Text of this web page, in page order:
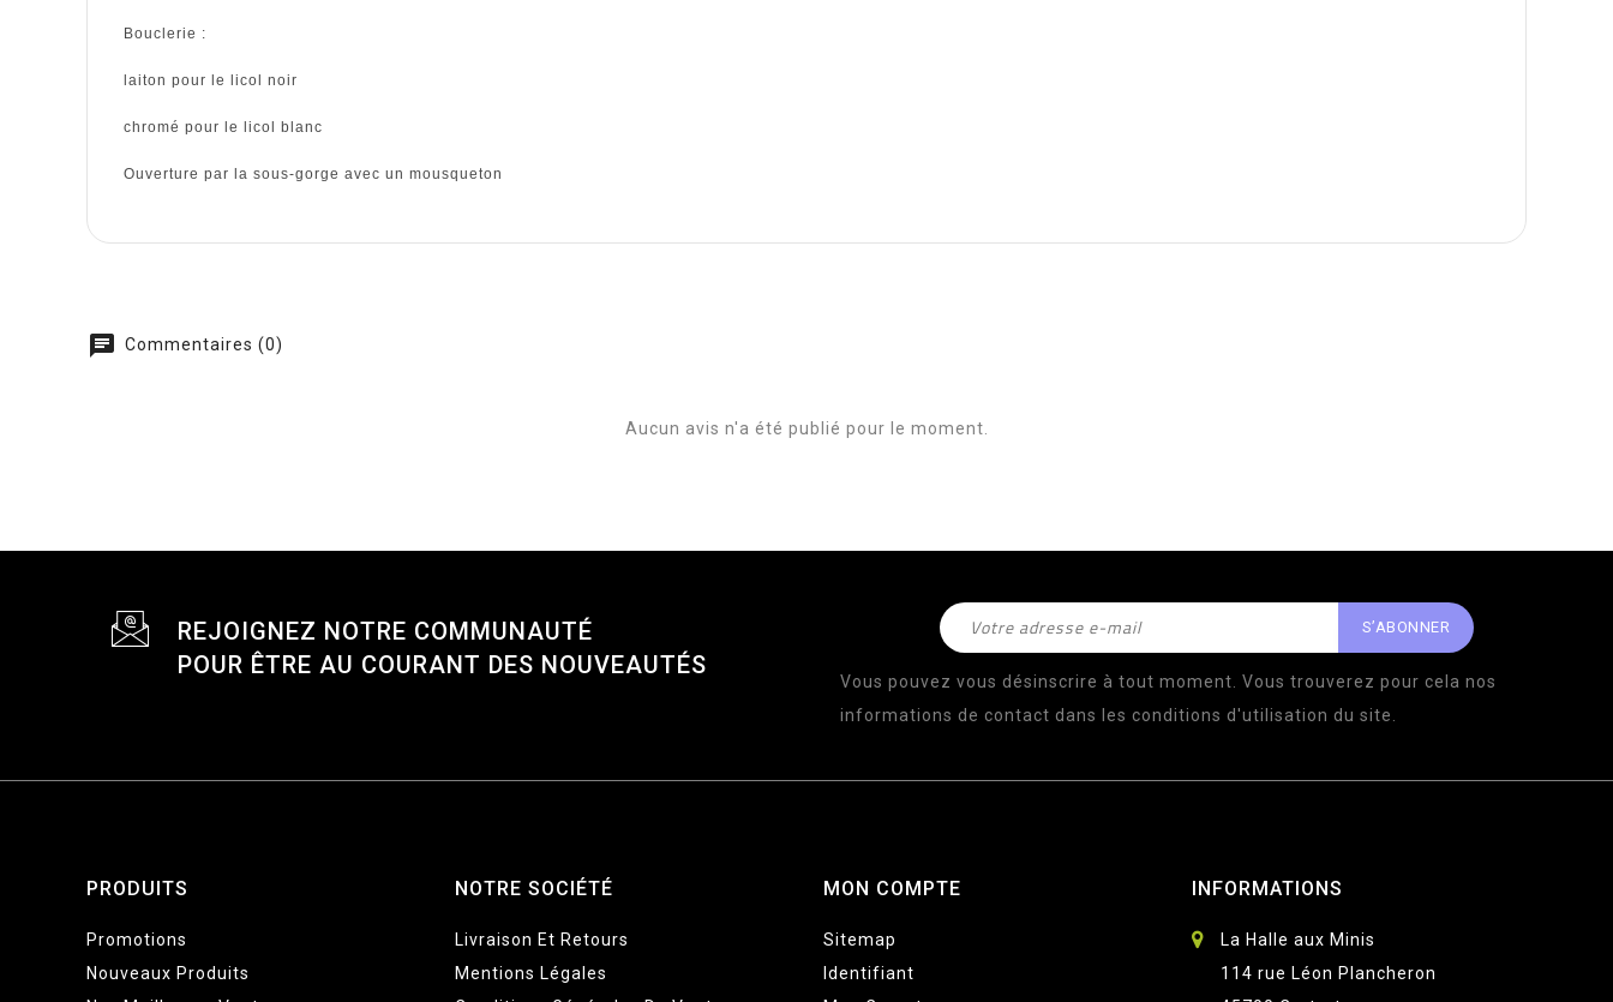
Bouclerie :
laiton pour le licol noir
chromé pour le licol blanc
Ouverture par la sous-gorge avec un mousqueton
chat Commentaires (0)
Aucun avis n'a été publié pour le moment.
REJOIGNEZ NOTRE COMMUNAUTÉ
POUR ÊTRE AU COURANT DES NOUVEAUTÉS
Vous pouvez vous désinscrire à tout moment. Vous trouverez pour cela nos
informations de contact dans les conditions d'utilisation du site.
PRODUITS
Promotions
Nouveaux Produits
NOTRE SOCIÉTÉ
Livraison Et Retours
Mentions Légales
MON COMPTE
Sitemap
Identifiant
INFORMATIONS
La Halle aux Minis
114 rue Léon Plancheron